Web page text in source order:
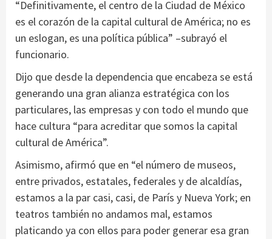
“Definitivamente, el centro de la Ciudad de México
es el corazón de la capital cultural de América; no es
un eslogan, es una política pública” –subrayó el
funcionario.
Dijo que desde la dependencia que encabeza se está
generando una gran alianza estratégica con los
particulares, las empresas y con todo el mundo que
hace cultura “para acreditar que somos la capital
cultural de América”.
Asimismo, afirmó que en “el número de museos,
entre privados, estatales, federales y de alcaldías,
estamos a la par casi, casi, de París y Nueva York; en
teatros también no andamos mal, estamos
platicando ya con ellos para poder generar esa gran